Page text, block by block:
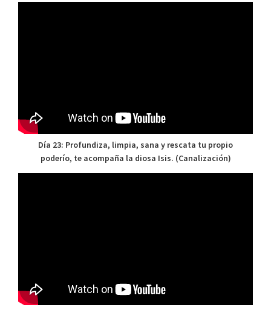
Día 23: Profundiza, limpia, sana y rescata tu propio
poderío, te acompaña la diosa Isis. (Canalización)